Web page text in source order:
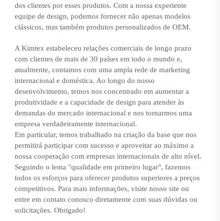
dos clientes por esses produtos. Com a nossa experiente
equipe de design, podemos fornecer não apenas modelos
clássicos, mas também produtos personalizados de OEM.
A Kimtex estabeleceu relações comerciais de longo prazo
com clientes de mais de 30 países em todo o mundo e,
atualmente, contamos com uma ampla rede de marketing
internacional e doméstica. Ao longo do nosso
desenvolvimento, temos nos concentrado em aumentar a
produtividade e a capacidade de design para atender às
demandas do mercado internacional e nos tornarmos uma
empresa verdadeiramente internacional.
Em particular, temos trabalhado na criação da base que nos
permitirá participar com sucesso e aproveitar ao máximo a
nossa cooperação com empresas internacionais de alto nível.
Seguindo o lema "qualidade em primeiro lugar", fazemos
todos os esforços para oferecer produtos superiores a preços
competitivos. Para mais informações, visite nosso site ou
entre em contato conosco diretamente com suas dúvidas ou
solicitações. Obrigado!